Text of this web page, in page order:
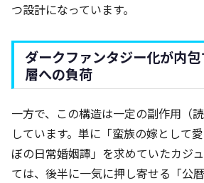
つ設計になっています。
ダークファンタジー化が内
層への負荷
一方で、この構造は一定の副作用（
しています。単に「蛮族の嫁として
ぼの日常婚姻譚」を求めていたカジ
ては、後半に一気に押し寄せる「公